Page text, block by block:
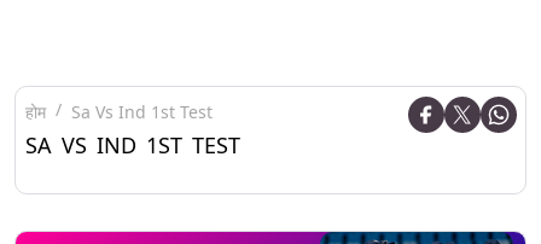
होम Sa Vs Ind 1st Test
SA VS IND 1ST TEST